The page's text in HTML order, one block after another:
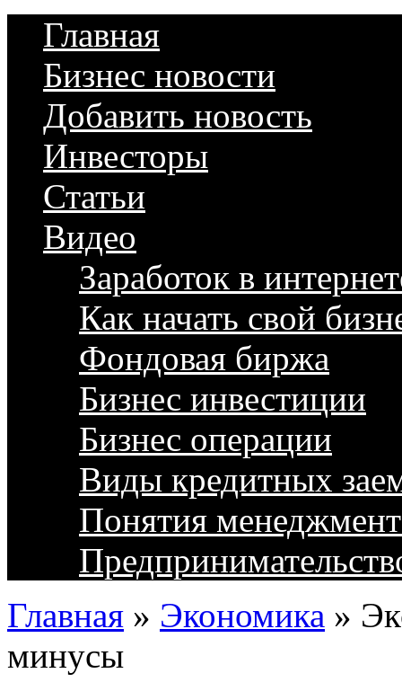
Главная
Бизнес новости
Добавить новость
Инвесторы
Статьи
Видео
Заработок в
Как начать свой
Фондовая биржа
Бизнес инвестиции
Бизнес операции
Виды кредитных
Понятия
Главная » Экономика »
минусы